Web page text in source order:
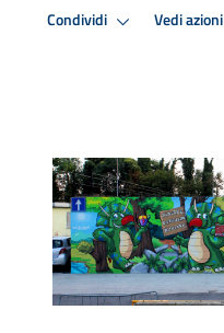
Condividi Vedi azioni